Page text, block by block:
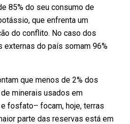
85% do seu consumo de
que enfrenta um
do conflito. No caso dos
externas do país somam 96%
que menos de 2% dos
minerais usados em
fosfato– focam, hoje, terras
parte das reservas está em